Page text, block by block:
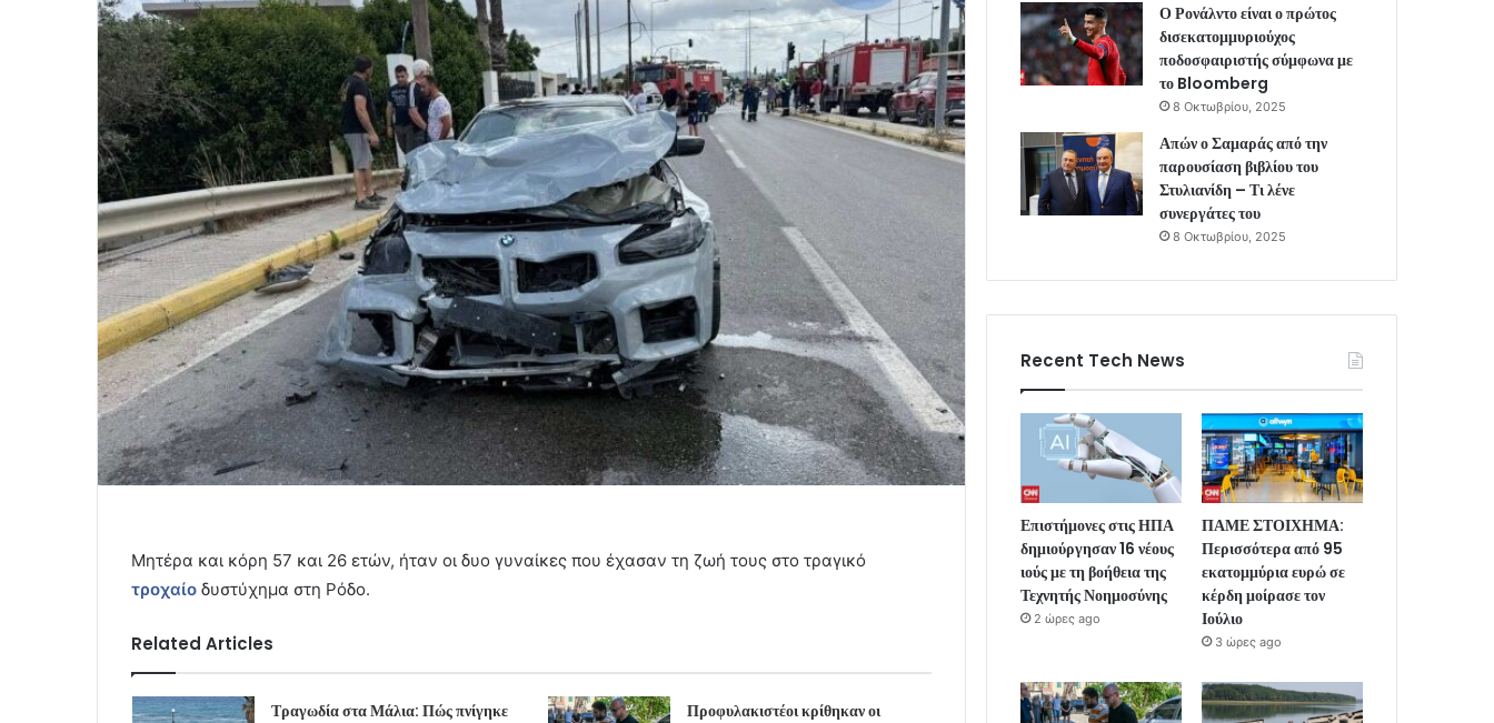
Μητέρα και κόρη 57 και 26 ετών, ήταν οι δυο γυναίκες που έχασαν τη ζωή τους στο τραγικό
τροχαίο δυστύχημα στη Ρόδο.
Related Articles
Τραγωδία στα Μάλια: Πώς πνίγηκε
Προφυλακιστέοι κρίθηκαν οι
Ο Ρονάλντο είναι ο πρώτος
δισεκατομμυριούχος
ποδοσφαιριστής σύμφωνα με
το Bloomberg
8 Οκτωβρίου, 2025
Απών ο Σαμαράς από την
παρουσίαση βιβλίου του
Στυλιανίδη – Τι λένε
συνεργάτες του
8 Οκτωβρίου, 2025
Recent Tech News
Επιστήμονες στις ΗΠΑ
δημιούργησαν 16 νέους
ιούς με τη βοήθεια της
Τεχνητής Νοημοσύνης
2 ώρες ago
ΠΑΜΕ ΣΤΟΙΧΗΜΑ:
Περισσότερα από 95
εκατομμύρια ευρώ σε
κέρδη μοίρασε τον
Ιούλιο
3 ώρες ago